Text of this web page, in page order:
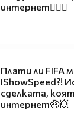
интернет❤️‍🔥🔥
Плати ли FIFA
IShowSpeed?!
сделката,
интернет🤑💥